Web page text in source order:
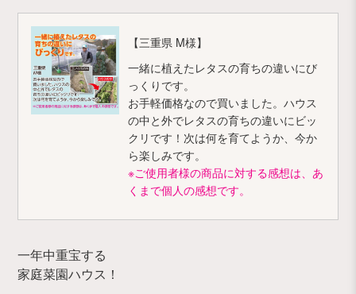
【三重県 M様】
一緒に植えたレタスの育ちの違いにび
っくりです。
お手軽価格なので買いました。ハウス
の中と外でレタスの育ちの違いにビッ
クリです！次は何を育てようか、今か
ら楽しみです。
※ご使用者様の商品に対する感想は、あ
くまで個人の感想です。
一年中重宝する
家庭菜園ハウス！